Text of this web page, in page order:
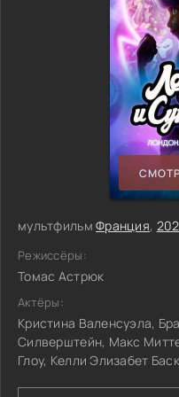
мультфильмФранция,
Режиссёры:
Томас Астрюк
Актёры:
Кристина Валенсуэла,
Силверштейн, Макс
Глоу, Келли Элизабет